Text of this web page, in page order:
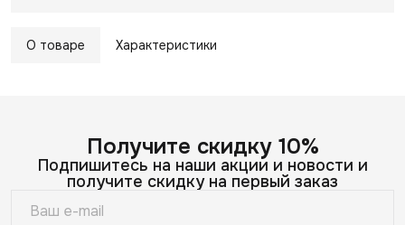
О товаре Характеристики
Получите скидку 10%
Подпишитесь на наши акции и новости и
получите скидку на первый заказ